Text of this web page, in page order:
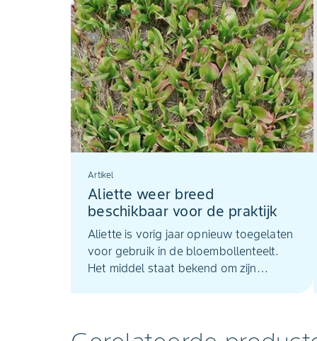
Artikel
Aliette weer breed
beschikbaar voor de praktijk
Aliette is vorig jaar opnieuw toegelaten
voor gebruik in de bloembollenteelt.
Het middel staat bekend om zijn
stimuleert het de wortelgroei, wat leidt